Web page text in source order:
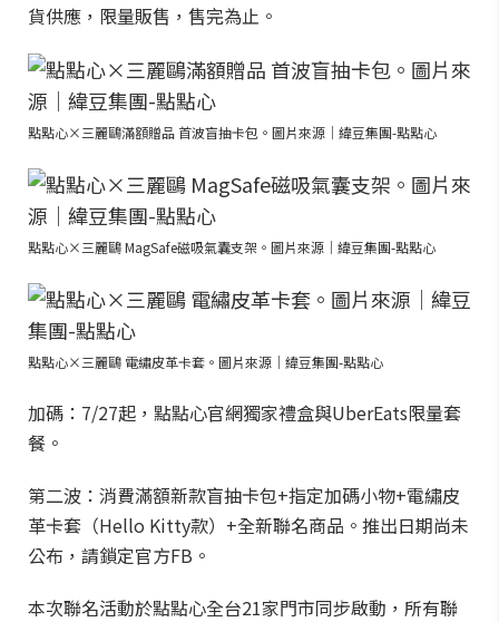
貨供應，限量販售，售完為止。
點點心×三麗鷗滿額贈品 首波盲抽卡包。圖片來源｜緯豆集團-點點心
點點心×三麗鷗 MagSafe磁吸氣囊支架。圖片來源｜緯豆集團-點點心
點點心×三麗鷗 電繡皮革卡套。圖片來源｜緯豆集團-點點心
加碼：7/27起，點點心官網獨家禮盒與UberEats限量套
餐。
第二波：消費滿額新款盲抽卡包+指定加碼小物+電繡皮
革卡套（Hello Kitty款）+全新聯名商品。推出日期尚未
公布，請鎖定官方FB。
本次聯名活動於點點心全台21家門市同步啟動，所有聯